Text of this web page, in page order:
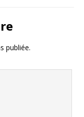
publiée.